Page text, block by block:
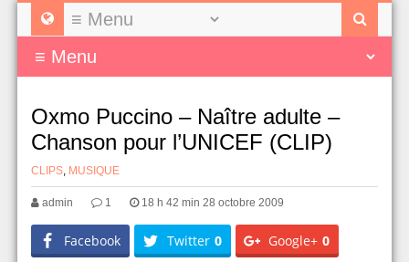
Oxmo Puccino – Naître adulte –
Chanson pour l’UNICEF (CLIP)
CLIPS, MUSIQUE
admin 1 18 h 42 min 28 octobre 2009
Facebook Twitter 0 Google+ 0